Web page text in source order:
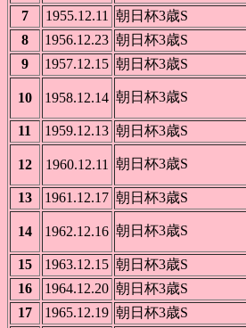
7
1955.12.11 朝日杯3歳S
8
1956.12.23 朝日杯3歳S
9
1957.12.15 朝日杯3歳S
10 1958.12.14 朝日杯3歳S
11 1959.12.13 朝日杯3歳S
12 1960.12.11 朝日杯3歳S
13 1961.12.17 朝日杯3歳S
14 1962.12.16 朝日杯3歳S
15 1963.12.15 朝日杯3歳S
16
1964.12.20 朝日杯3歳S
17
1965.12.19 朝日杯3歳S